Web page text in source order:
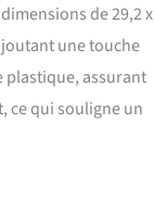
et créonsde 29,2 x
une touche
plastique, assurant
ce qui souligne un